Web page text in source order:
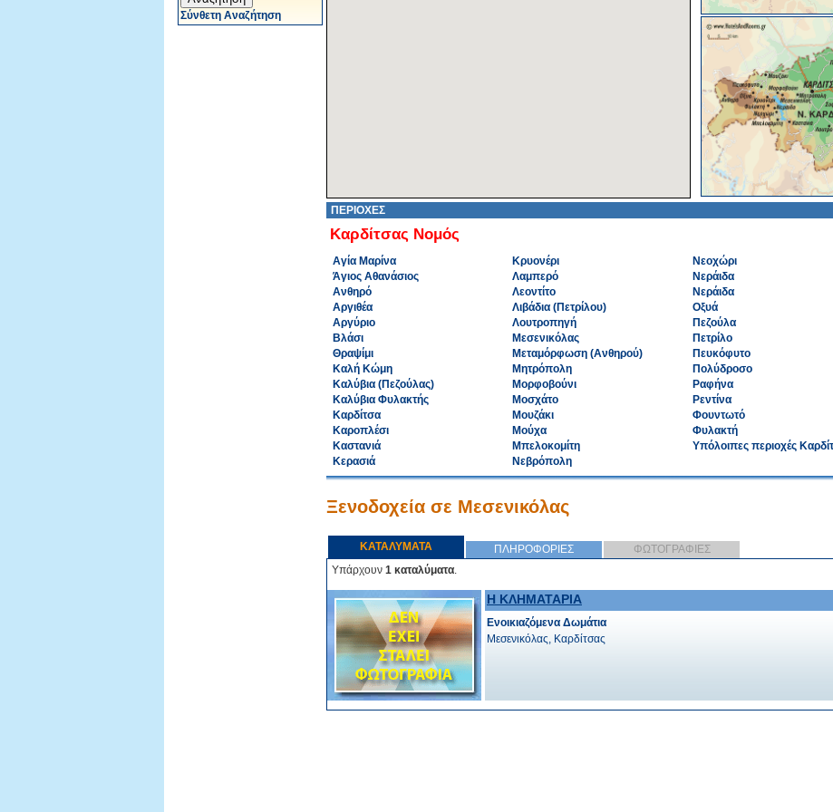
Σύνθετη Αναζήτηση
ΠΕΡΙΟΧΕΣ
Καρδίτσας Νομός
Αγία Μαρίνα
Άγιος Αθανάσιος
Ανθηρό
Αργιθέα
Αργύριο
Βλάσι
Θραψίμι
Καλή Κώμη
Καλύβια (Πεζούλας)
Καλύβια Φυλακτής
Καρδίτσα
Καροπλέσι
Καστανιά
Κερασιά
Κρυονέρι
Λαμπερό
Λεοντίτο
Λιβάδια (Πετρίλου)
Λουτροπηγή
Μεσενικόλας
Μεταμόρφωση (Ανθηρού)
Μητρόπολη
Μορφοβούνι
Μοσχάτο
Μουζάκι
Μούχα
Μπελοκομίτη
Νεβρόπολη
Νεοχώρι
Νεράιδα
Νεράιδα
Οξυά
Πεζούλα
Πετρίλο
Πευκόφυτο
Πολύδροσο
Ραφήνα
Ρεντίνα
Φουντωτό
Φυλακτή
Υπόλοιπες περιοχές
Ξενοδοχεία σε Μεσενικόλας
ΚΑΤΑΛΥΜΑΤΑ ΠΛΗΡΟΦΟΡΙΕΣ
ΦΩΤΟΓΡΑΦΙΕΣ
Υπάρχουν 1 καταλύματα.
Η ΚΛΗΜΑΤΑΡΙΑ
Ενοικιαζόμενα Δωμάτια
Μεσενικόλας, Καρδίτσας